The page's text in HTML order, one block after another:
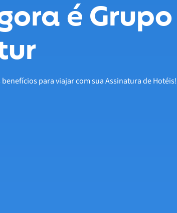
é Grupo
para viajar com sua Assinatura de Hotéis!